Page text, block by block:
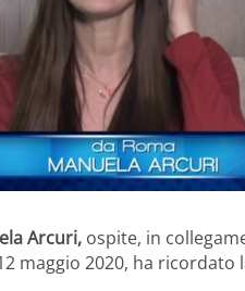
Arcuri, ospite, in
maggio 2020, ha